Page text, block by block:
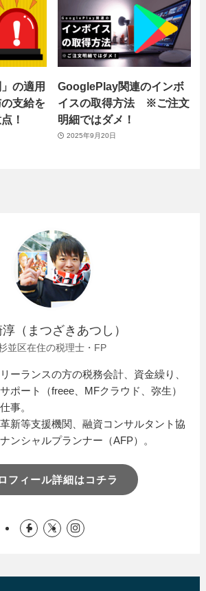
の適用
支給を
！
GooglePlay関連のインボ
イスの取得方法 ※ご注文
明細ではダメ！
2025年9月20日
（まつざきあつし）
並区在住の税理士・FP
ーランスの方の税務会計、資金繰り、
ポート（freee、MFクラウド、弥生）
事。
新等支援機関、融資コンサルタント協
ンシャルプランナー（AFP）。
フィール詳細はコチラ